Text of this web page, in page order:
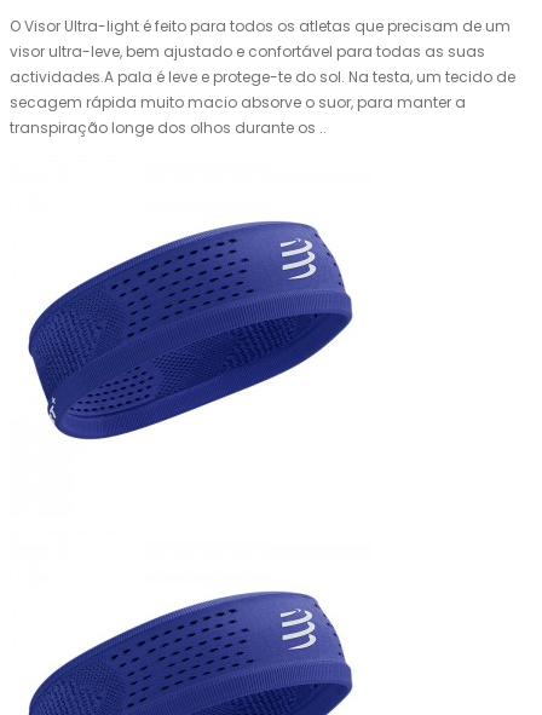
O Visor Ultra-light é feito para todos os atletas que precisam de um
visor ultra-leve, bem ajustado e confortável para todas as suas
actividades.A pala é leve e protege-te do sol. Na testa, um tecido de
secagem rápida muito macio absorve o suor, para manter a
transpiração longe dos olhos durante os ..